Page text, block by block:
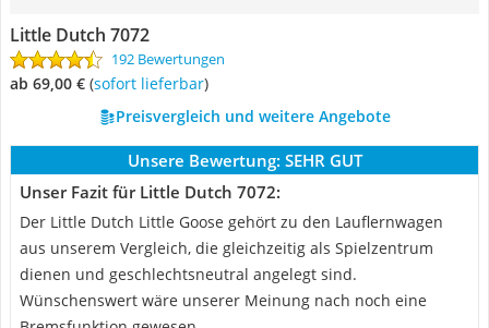
Little Dutch 7072
192 Bewertungen
ab 69,00 € ( Sofort lieferbar)
Preisvergleich und weitere Angebote
Unsere Bewertung: SEHR GUT
Unser Fazit für Little Dutch 7072:
Der Little Dutch Little Goose gehört zu den Lauflernwagen
aus unserem Vergleich, die gleichzeitig als Spielzentrum
dienen und geschlechtsneutral angelegt sind.
Wünschenswert wäre unserer Meinung nach noch eine